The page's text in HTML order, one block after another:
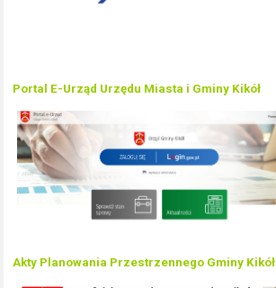
Portal E-Urząd Urzędu Miasta i Gminy Kikół
Akty Planowania Przestrzennego Gminy Kikół